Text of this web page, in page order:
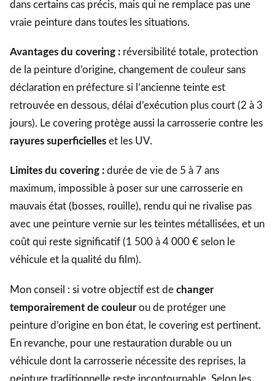
dans certains cas précis, mais qui ne remplace pas une
vraie peinture dans toutes les situations.
Avantages du covering : réversibilité totale, protection
de la peinture d’origine, changement de couleur sans
déclaration en préfecture si l’ancienne teinte est
retrouvée en dessous, délai d’exécution plus court (2 à 3
jours). Le covering protège aussi la carrosserie contre les
rayures superficielles et les UV.
Limites du covering : durée de vie de 5 à 7 ans
maximum, impossible à poser sur une carrosserie en
mauvais état (bosses, rouille), rendu qui ne rivalise pas
avec une peinture vernie sur les teintes métallisées, et un
coût qui reste significatif (1 500 à 4 000 € selon le
véhicule et la qualité du film).
Mon conseil : si votre objectif est de changer
temporairement de couleurou de protéger une
peinture d’origine en bon état, le covering est pertinent.
En revanche, pour une restauration durable ou un
véhicule dont la carrosserie nécessite des reprises, la
peinture traditionnelle reste incontournable. Selon les